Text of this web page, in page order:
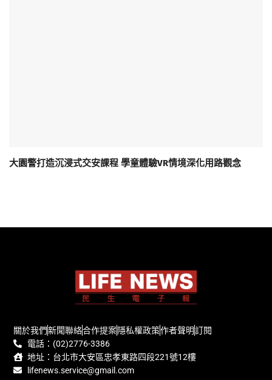
大園警打造沉浸式交安課程 學童體驗VR情境深化用路觀念
關於我們新聞聯絡合作提案隱私權政策作者聲明訂閱
電話：(02)2776-3386
地址：台北市大安區忠孝東路四段221號12樓
lifenews.service@gmail.com